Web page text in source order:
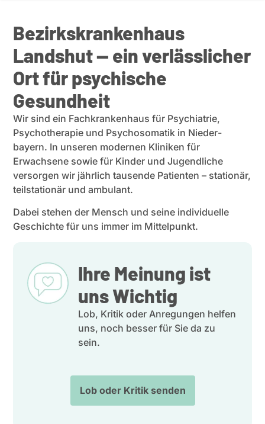
Bezirks­kran­kenhaus
Landshut — ein verläss­licher
Ort für psychische
Gesundheit
Wir sind ein Fachkran­kenhaus für Psych­iatrie,
Psycho­the­rapie und Psycho­so­matik in Nieder­
bayern. In unseren modernen Kliniken für
Erwachsene sowie für Kinder und Jugend­liche
versorgen wir jährlich tausende Patienten – stationär,
teilsta­tionär und ambulant.
Dabei stehen der Mensch und seine indivi­duelle
Geschichte für uns immer im Mittel­punkt.
Ihre Meinung ist
uns Wichtig
Lob, Kritik oder Anregungen helfen
uns, noch besser für Sie da zu
sein.
Lob oder Kritik senden